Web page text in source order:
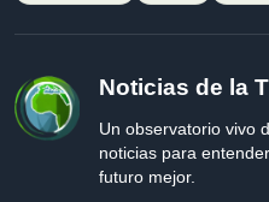
Noticias de la
Un observatorio vivo
noticias para
futuro mejor.